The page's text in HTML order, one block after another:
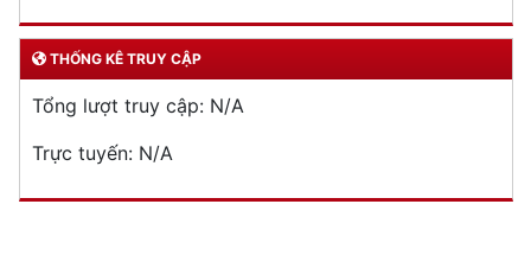
THỐNG KÊ TRUY CẬP
Tổng lượt truy cập: N/A
Trực tuyến: N/A